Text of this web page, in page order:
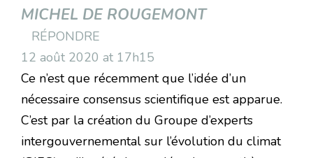
MICHEL DE ROUGEMONT
RÉPONDRE
12 août 2020 at 17h15
Ce n’est que récemment que l’idée d’un
nécessaire consensus scientifique est apparue.
C’est par la création du Groupe d’experts
intergouvernemental sur l’évolution du climat